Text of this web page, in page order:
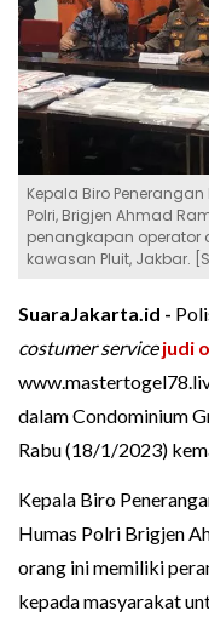
Kepala Biro
Polri, Brigjen Ahmad
penangkapan operator
kawasan Pluit, Jakbar.
SuaraJakarta.id -
costumer service judi
dalam Condominium
Rabu (18/1/2023)
Kepala Biro
Humas Polri Brigjen
orang ini memiliki
kepada masyarakat